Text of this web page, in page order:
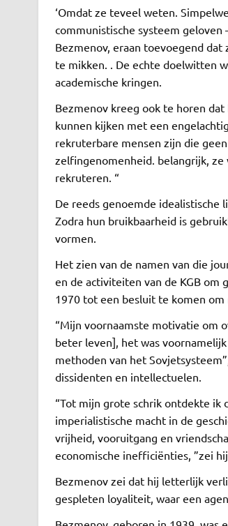
‘Omdat ze teveel weten.
communistische systeem geloven
Bezmenov, eraan toevoegend
te mikken. . De echte doelwitten
academische kringen.
Bezmenov kreeg ook te horen
kunnen kijken met een
rekruterbare mensen zijn die
zelfingenomenheid. belangrijk, ze
rekruteren. “
De reeds genoemde idealistische
Zodra hun bruikbaarheid is
vormen.
Het zien van de namen van die
en de activiteiten van de KGB om
1970 tot een besluit te komen
“Mijn voornaamste motivatie om
beter leven], het was
methoden van het
dissidenten en intellectuelen.
“Tot mijn grote schrik ontdekte ik
imperialistische macht in de
vrijheid, vooruitgang en
economische inefficiënties, ”zei
Bezmenov zei dat hij letterlijk
gespleten loyaliteit, waar een